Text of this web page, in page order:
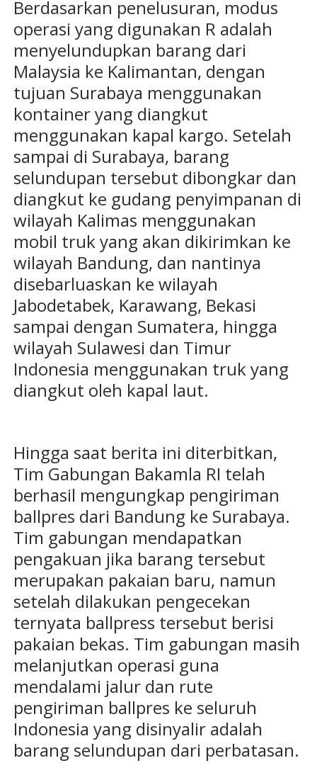
Berdasarkan penelusuran, modus
operasi yang digunakan R adalah
menyelundupkan barang dari
Malaysia ke Kalimantan, dengan
tujuan Surabaya menggunakan
kontainer yang diangkut
menggunakan kapal kargo. Setelah
sampai di Surabaya, barang
selundupan tersebut dibongkar dan
diangkut ke gudang penyimpanan di
wilayah Kalimas menggunakan
mobil truk yang akan dikirimkan ke
wilayah Bandung, dan nantinya
disebarluaskan ke wilayah
Jabodetabek, Karawang, Bekasi
sampai dengan Sumatera, hingga
wilayah Sulawesi dan Timur
Indonesia menggunakan truk yang
diangkut oleh kapal laut.
Hingga saat berita ini diterbitkan,
Tim Gabungan Bakamla RI telah
berhasil mengungkap pengiriman
ballpres dari Bandung ke Surabaya.
Tim gabungan mendapatkan
pengakuan jika barang tersebut
merupakan pakaian baru, namun
setelah dilakukan pengecekan
ternyata ballpress tersebut berisi
pakaian bekas. Tim gabungan masih
melanjutkan operasi guna
mendalami jalur dan rute
pengiriman ballpres ke seluruh
Indonesia yang disinyalir adalah
barang selundupan dari perbatasan.